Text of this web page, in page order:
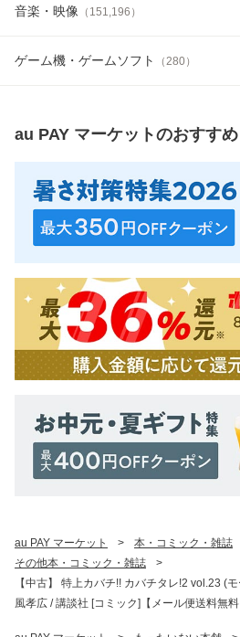
音楽・映像 （ 151,196 ）
ゲーム機・ゲームソフト （280）
au PAY マーケットのおすすめ
au PAY マーケット > 本・コミック・雑誌
その他本・コミック・雑誌
>
【中古】 特上カバチ!! カバチタレ!2 vol.23 (
風孝広 / 講談社 [コミック]【メール便送料無料